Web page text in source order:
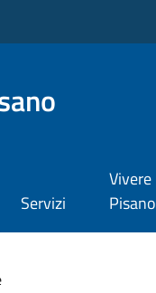
Servizi
Vivere
Pisano